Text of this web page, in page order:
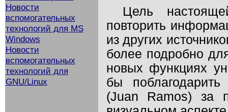
Новости
вспомогательных
технологий для MS
Windows
Новости
вспомогательных
технологий для
GNU/Linux
Цель
повторить
из других
более подробно
новых функциях
бы
(Juan Ramos) за